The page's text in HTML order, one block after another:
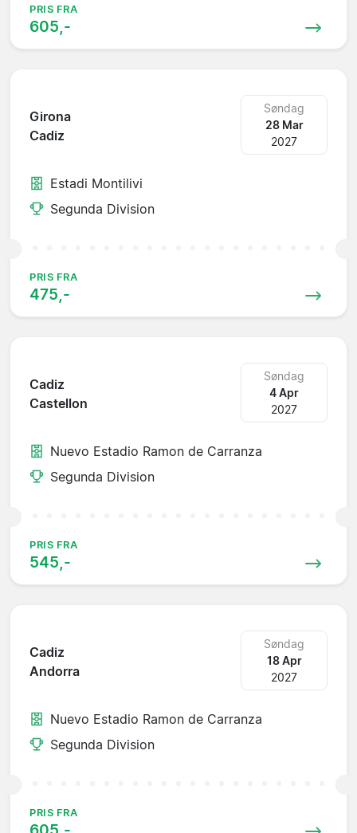
PRIS FRA
605,-
Girona
Cadiz
Søndag
28 Mar
2027
Estadi Montilivi
Segunda Division
PRIS FRA
475,-
Cadiz
Castellon
Søndag
4 Apr
2027
Nuevo Estadio Ramon de Carranza
Segunda Division
PRIS FRA
545,-
Cadiz
Andorra
Søndag
18 Apr
2027
Nuevo Estadio Ramon de Carranza
Segunda Division
PRIS FRA